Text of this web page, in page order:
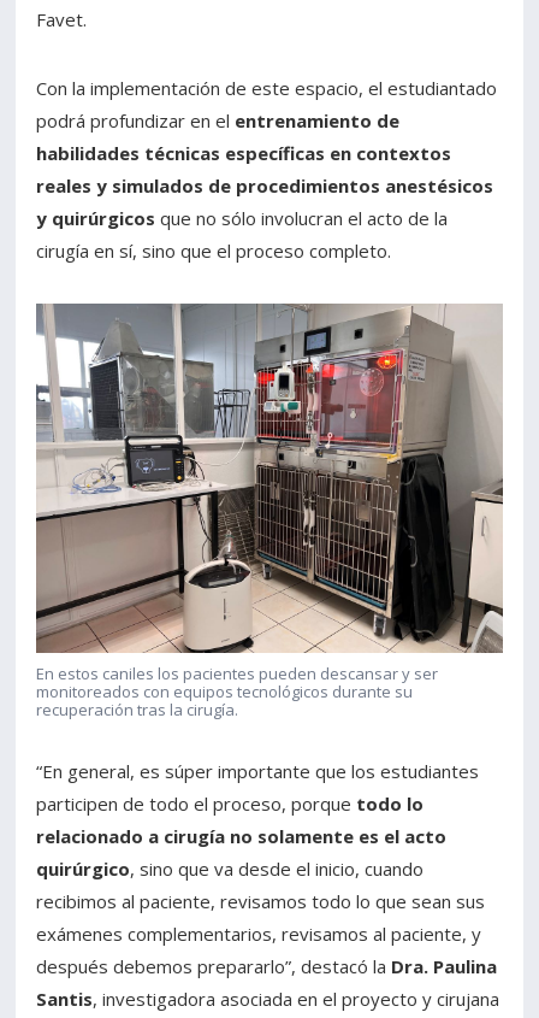
Favet.
Con la implementación de este espacio, el estudiantado
podrá profundizar en el entrenamiento de
habilidades técnicas específicas en contextos
reales y simulados de procedimientos anestésicos
y quirúrgicos que no sólo involucran el acto de la
cirugía en sí, sino que el proceso completo.
En estos caniles los pacientes pueden descansar y ser
monitoreados con equipos tecnológicos durante su
recuperación tras la cirugía.
“En general, es súper importante que los estudiantes
participen de todo el proceso, porque todo lo
relacionado a cirugía no solamente es el acto
quirúrgico, sino que va desde el inicio, cuando
recibimos al paciente, revisamos todo lo que sean sus
exámenes complementarios, revisamos al paciente, y
después debemos prepararlo”, destacó la Dra. Paulina
Santis, investigadora asociada en el proyecto y cirujana